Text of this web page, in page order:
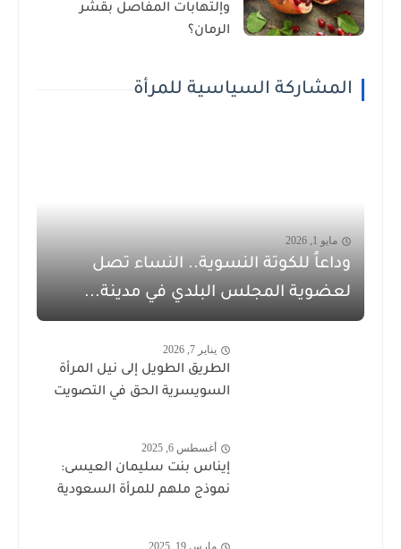
وإلتهابات المفاصل بقشر
الرمان؟
المشاركة السياسية للمرأة
مايو 1, 2026
وداعاً للكوتة النسوية.. النساء تصل
لعضوية المجلس البلدي في مدينة...
يناير 7, 2026
الطريق الطويل إلى نيل المرأة
السويسرية الحق في التصويت
أغسطس 6, 2025
إيناس بنت سليمان العيسى:
نموذج ملهم للمرأة السعودية